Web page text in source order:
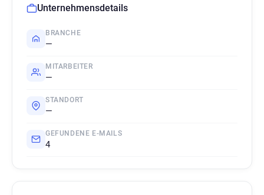
Unternehmensdetails
BRANCHE
—
MITARBEITER
—
STANDORT
—
GEFUNDENE E-MAILS
4